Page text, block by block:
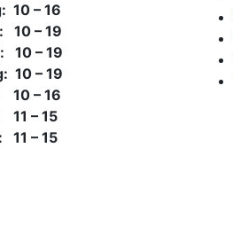
10 – 16
10 – 19
10 – 19
10 – 19
10 – 16
11 – 15
11 – 15